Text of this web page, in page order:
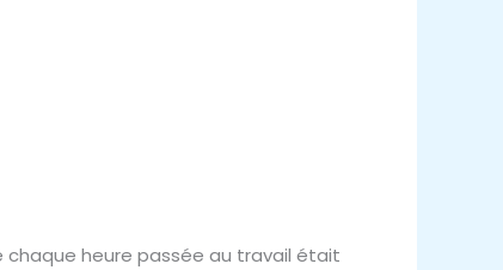
chaque heure passée au travail était